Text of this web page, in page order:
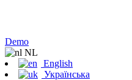
Demo
NL
English
Українська